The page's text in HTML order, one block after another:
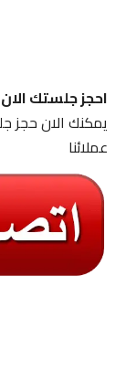
احجز جلستك الان
يمكنك الان حجز
عملائنا